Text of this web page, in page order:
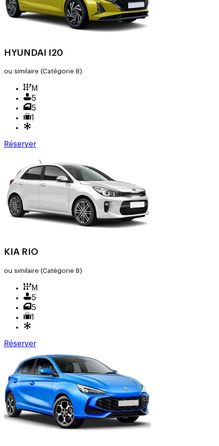
HYUNDAI I20
ou similaire (Catégorie B)
M
5
5
1
Réserver
KIA RIO
ou similaire (Catégorie B)
M
5
5
1
Réserver